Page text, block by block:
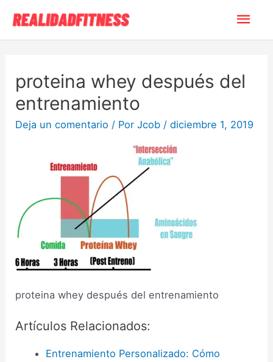
proteina whey después del
entrenamiento
Deja un comentario / PorJcob /diciembre 1, 2019
proteina whey después del entrenamiento
Artículos Relacionados:
Entrenamiento Personalizado: Cómo